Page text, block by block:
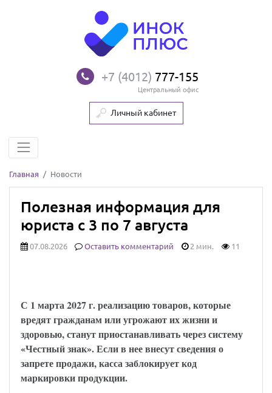
+7 (4012) 777-155
Центральный офис
Личный кабинет
Главная Новости
Полезная информация для
юриста с 3 по 7 августа
07.08.2026 Оставить комментарий 2 мин. 11
С 1 марта 2027 г. реализацию товаров, которые
вредят гражданам или угрожают их жизни и
здоровью, станут приостанавливать через систему
«Честный знак». Если в нее внесут сведения о
запрете продажи, касса заблокирует код
маркировки продукции.